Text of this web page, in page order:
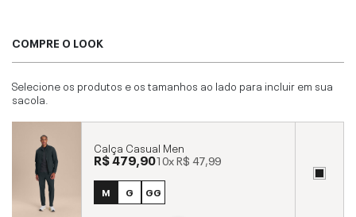
COMPRE O LOOK
Selecione os produtos e os tamanhos ao lado para incluir em sua
sacola.
Calça Casual Men
R$ 479,9010xR$ 47,99
M G GG